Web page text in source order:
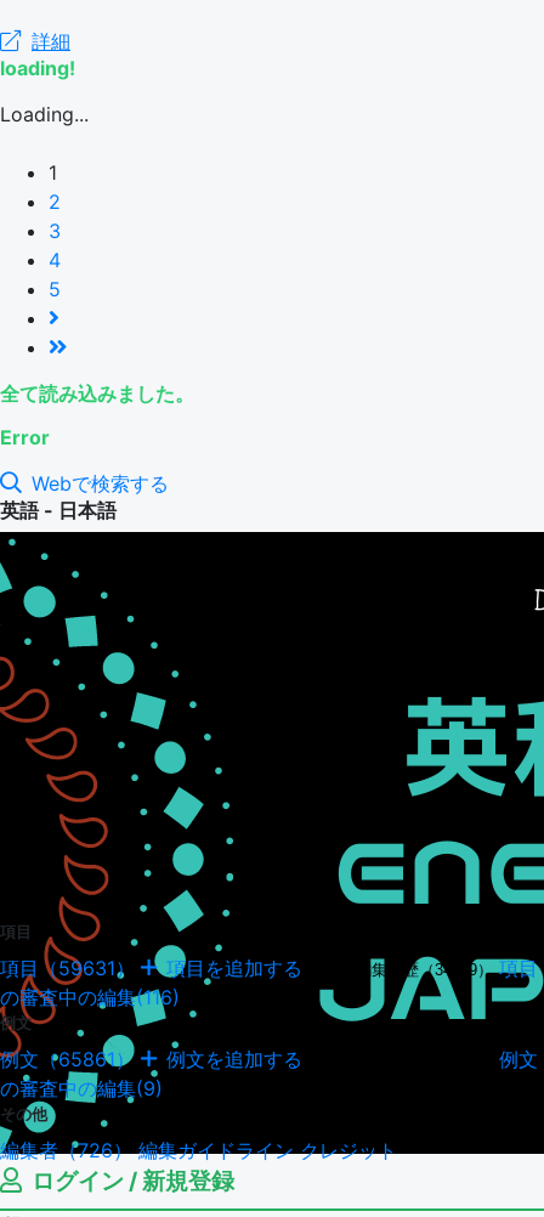
詳細
loading!
Loading...
1
2
3
4
5
全て読み込みました。
Error
Webで検索する
英語 - 日本語
項目
項目（59631） 項目を追加する 項目の編集履歴（34949） 項目
の審査中の編集(116)
例文
例文（65861） 例文を追加する
例文
の審査中の編集(9)
その他
編集者（726）編集ガイドラインクレジット
ログイン / 新規登録